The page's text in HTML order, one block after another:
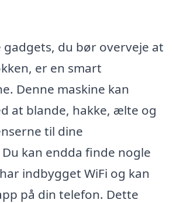
gadgets, du bør overveje at
er en smart
Denne maskine kan
at blande, hakke, ælte og
til dine
kan endda finde nogle
indbygget WiFi og kan
på din telefon. Dette